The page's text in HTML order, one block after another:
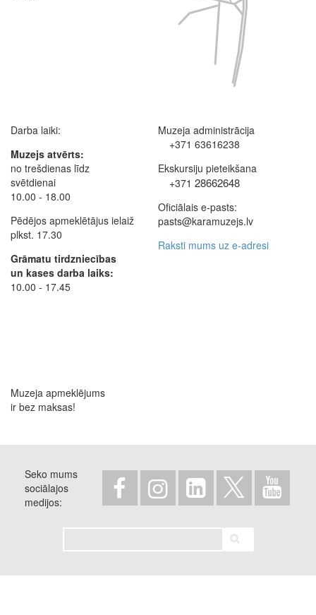
Darba laiki:
Muzejs atvērts:
no trešdienas līdz
svētdienai
10.00 - 18.00
Pēdējos apmeklētājus ielaiž
plkst. 17.30
Grāmatu tirdzniecības
un kases darba laiks:
10.00 - 17.45
Muzeja administrācija
+371 63616238
Ekskursiju pieteikšana
+371 28662648
Oficiālais e-pasts:
pasts@karamuzejs.lv
Raksti mums uz e-adresi
Muzeja apmeklējums
ir bez maksas!
Seko mums
sociālajos
medijos